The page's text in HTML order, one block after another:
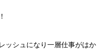
ッシュになり一層仕事がはか